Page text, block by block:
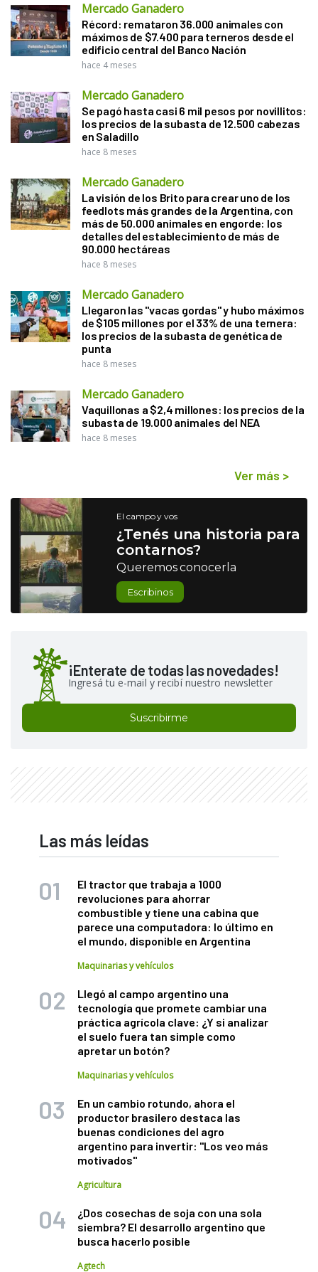
Mercado Ganadero
Récord: remataron 36.000 animales con
máximos de $7.400 para terneros desde el
edificio central del Banco Nación
hace 4 meses
Mercado Ganadero
Se pagó hasta casi 6 mil pesos por novillitos:
los precios de la subasta de 12.500 cabezas
en Saladillo
hace 8 meses
Mercado Ganadero
La visión de los Brito para crear uno de los
feedlots más grandes de la Argentina, con
más de 50.000 animales en engorde: los
detalles del establecimiento de más de
90.000 hectáreas
hace 8 meses
Mercado Ganadero
Llegaron las "vacas gordas" y hubo máximos
de $105 millones por el 33% de una ternera:
los precios de la subasta de genética de
punta
hace 8 meses
Mercado Ganadero
Vaquillonas a $2,4 millones: los precios de la
subasta de 19.000 animales del NEA
hace 8 meses
Ver más >
El campo y vos
¿Tenés una historia para
contarnos?
Queremos conocerla
Escribinos
¡Enterate de todas las novedades!
Ingresá tu e-mail y recibí nuestro newsletter
Suscribirme
Las más leídas
El tractor que trabaja a 1000
revoluciones para ahorrar
combustible y tiene una cabina que
parece una computadora: lo último en
el mundo, disponible en Argentina
Maquinarias y vehículos
Llegó al campo argentino una
tecnología que promete cambiar una
práctica agrícola clave: ¿Y si analizar
el suelo fuera tan simple como
apretar un botón?
Maquinarias y vehículos
En un cambio rotundo, ahora el
productor brasilero destaca las
buenas condiciones del agro
argentino para invertir: "Los veo más
motivados"
Agricultura
¿Dos cosechas de soja con una sola
siembra? El desarrollo argentino que
busca hacerlo posible
Agtech